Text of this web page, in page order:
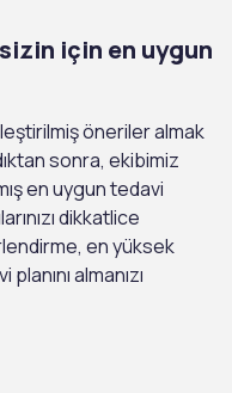
için en uygun
öneriler almak
sonra, ekibimiz
en uygun tedavi
dikkatlice
en yüksek
almanızı